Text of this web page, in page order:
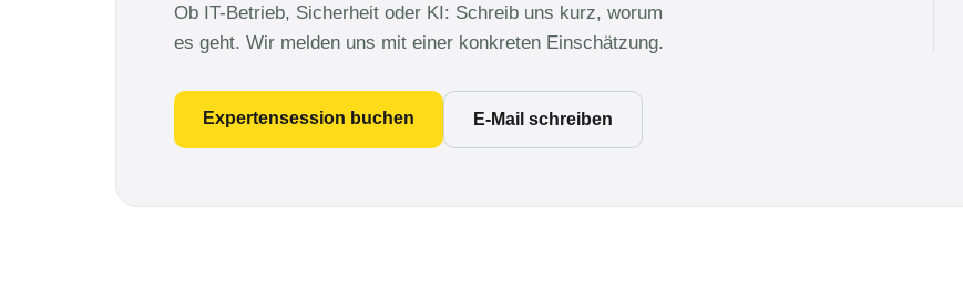
Ob IT-Betrieb, Sicherheit oder KI: Schreib uns kurz, worum
es geht. Wir melden uns mit einer konkreten Einschätzung.
Expertensession buchen E-Mail schreiben